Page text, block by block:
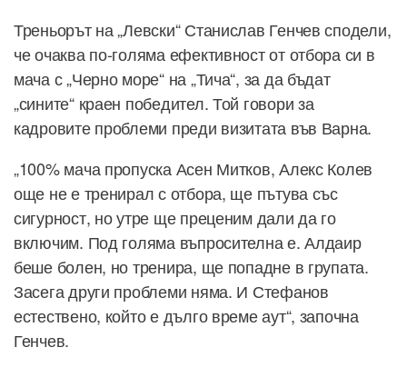
Треньорът на „Левски“ Станислав Генчев сподели,
че очаква по-голяма ефективност от отбора си в
мача с „Черно море“ на „Тича“, за да бъдат
„сините“ краен победител. Той говори за
кадровите проблеми преди визитата във Варна.
„100% мача пропуска Асен Митков, Алекс Колев
още не е тренирал с отбора, ще пътува със
сигурност, но утре ще преценим дали да го
включим. Под голяма въпросителна е. Алдаир
беше болен, но тренира, ще попадне в групата.
Засега други проблеми няма. И Стефанов
естествено, който е дълго време аут“, започна
Генчев.